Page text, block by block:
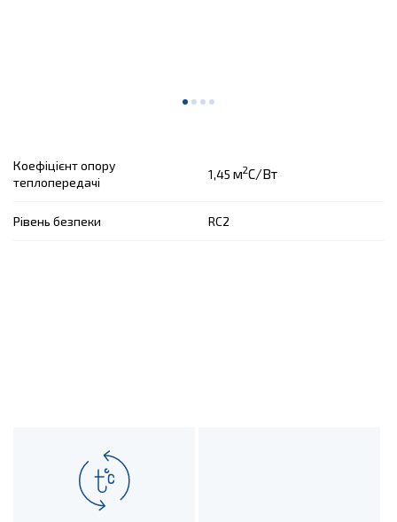
1,45 м2C/Вт
Коефіцієнт опору
теплопередачі
RC2
Рівень безпеки